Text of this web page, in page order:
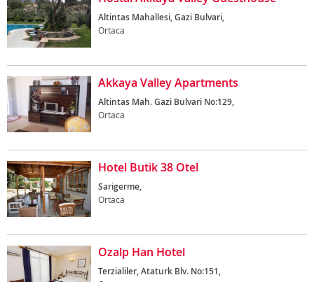
Altintas Mahallesi, Gazi Bulvari,
Ortaca
Akkaya Valley Apartments
Altintas Mah. Gazi Bulvari No:129,
Ortaca
Hotel Butik 38 Otel
Sarigerme,
Ortaca
Ozalp Han Hotel
Terzialiler, Ataturk Blv. No:151,